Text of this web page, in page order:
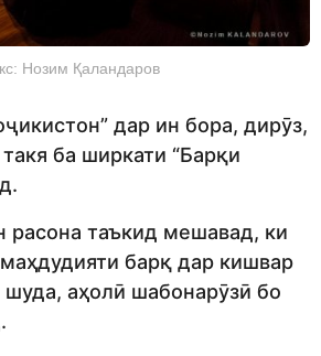
Нозим Қаландаров
дар ин бора, дирӯз,
ба ширкати “Барқи
расона таъкид мешавад, ки
барқ дар кишвар
аҳолӣ шабонарӯзӣ бо